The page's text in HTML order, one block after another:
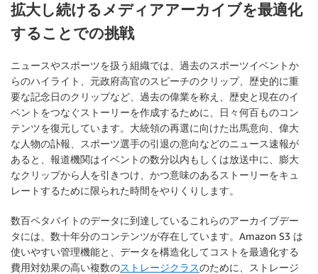
拡大し続けるメディアアーカイブを最適化
することでの挑戦
ニュースやスポーツを扱う組織では、過去のスポーツイベントか
らのハイライト、元政府高官のスピーチのクリップ、歴史的に重
要な記念日のクリップなど、過去の偉業を称え、歴史と現在のイ
ベントをつなぐストーリーを作成するために、日々何百ものコン
テンツを復元しています。大統領の再選に向けた出馬意向、偉大
な人物の訃報、スポーツ選手の引退の意向などのニュース速報が
あると、報道機関はイベントの数分以内もしくは放送中に、膨大
なクリップから人を引きつけ、かつ意味のあるストーリーをキュ
レートするために限られた時間をやりくりします。
数百ペタバイトのデータに到達しているこれらのアーカイブデー
タには、数十年分のコンテンツが存在しています。Amazon S3 は
使いやすい管理機能と、データを構造化してコストを最適化する
費用対効果の高い複数のストレージクラスのために、ストレージ